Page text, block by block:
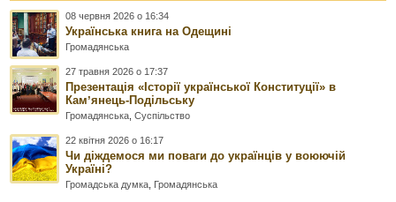
08 червня 2026 о 16:34
Українська книга на Одещині
Громадянська
27 травня 2026 о 17:37
Презентація «Історії української Конституції» в
Камʼянець-Подільську
Громадянська ,Суспільство
22 квітня 2026 о 16:17
Чи діждемося ми поваги до українців у воюючій
Україні?
Громадська думка Громадянська